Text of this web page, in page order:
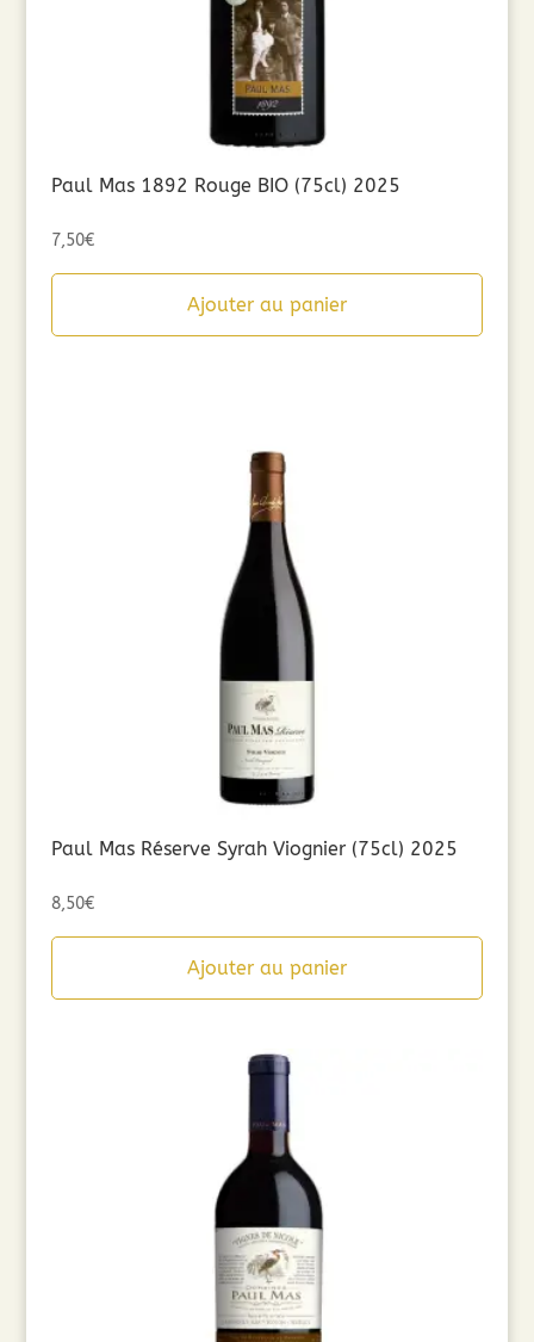
Paul Mas 1892 Rouge BIO (75cl) 2025
7,50€
Ajouter au panier
Paul Mas Réserve Syrah Viognier (75cl) 2025
8,50€
Ajouter au panier